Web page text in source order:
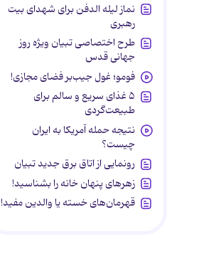
نماز لیله الدفن برای شهدای بیت
رهبری
طرح اختصاصی تبیان ویژه روز
جهانی قدس
فومو؛ غول جیب‌بر فضای مجازی!
۵ غذای سریع و سالم برای
طبیعت‌گردی
نتیجه حمله آمریکا به ایران
چیست؟
رونمایی از اتاق برق جدید تبیان
زهرهای پنهان خانه را بشناسید!
قهرمان‌های خسته یا والدین مفید!